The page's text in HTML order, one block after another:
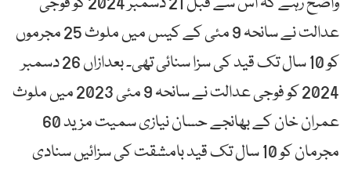
عدالت نے سانحہ 9 مئی کے کیس میں ملوث 25 مجرموں
کو 10 سال تک قید کی سزا سنائی تھی۔ بعدازاں 26 دسمبر
2024 کو فوجی عدالت نے سانحہ 9 مئی 2023 میں ملوث
عمران خان کے بھانجے حسان نیازی سمیت مزید 60
مجرمان کو 10 سال تک قید بامشقت کی سزائیں سنادی